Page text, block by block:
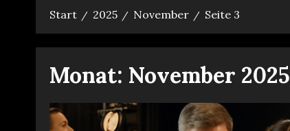
Start 2025 November Seite 3
Monat: November 2025